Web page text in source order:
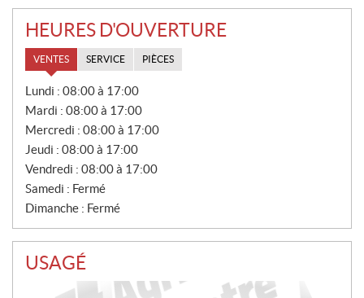
HEURES D'OUVERTURE
VENTES SERVICE PIÈCES
V
N
T
S
Lundi : 08:00 à 17:00
Mardi : 08:00 à 17:00
Mercredi : 08:00 à 17:00
Jeudi : 08:00 à 17:00
Vendredi : 08:00 à 17:00
Samedi : Fermé
Dimanche : Fermé
USAGÉ